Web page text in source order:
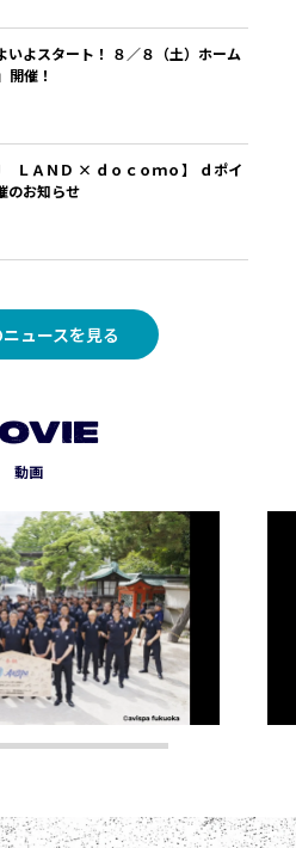
いよスタート！ ８／８（土）ホーム
開催！
ＬＡＮＤ × ｄｏｃｏｍｏ】 ｄポイ
のお知らせ
ュースを見る
動画